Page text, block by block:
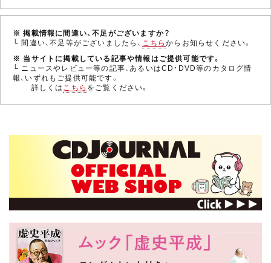
※ 掲載情報に間違い、不足がございますか？
└ 間違い、不足等がございましたら、 こちらからお知らせください。
※ 当サイトに掲載している記事や情報はご提供可能です。
└ ニュースやレビュー等の記事、あるいはCD・DVD等のカタログ情
報、いずれもご提供可能です。
詳しくはこちら をご覧ください。